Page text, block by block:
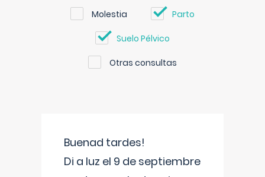
Molestia Parto
Suelo Pélvico
Otras consultas
Buenad tardes!
Di a luz el 9 de septiembre